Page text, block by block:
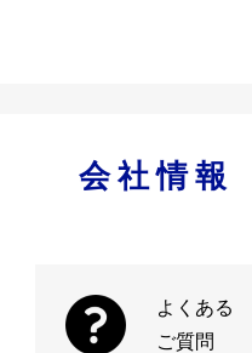
会社情報
よくある
ご質問